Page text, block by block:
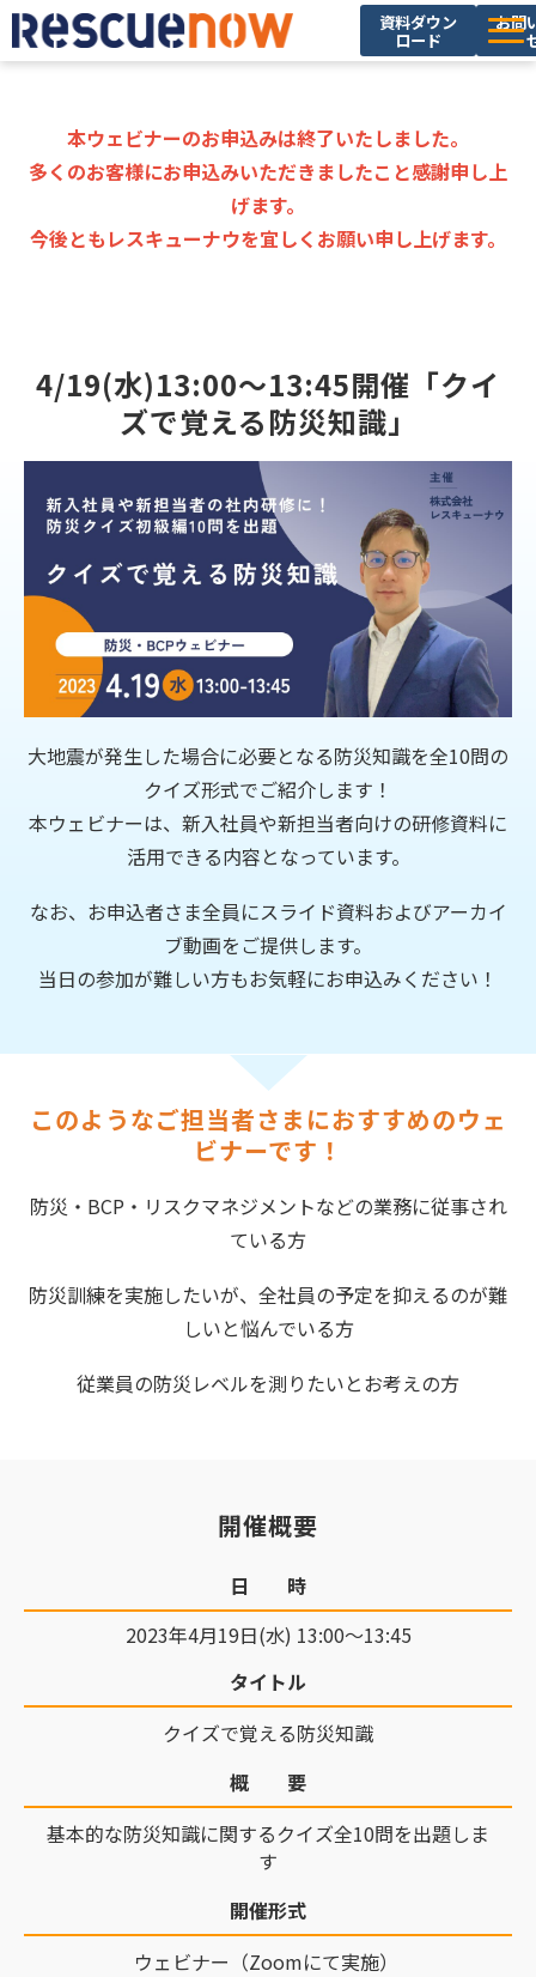
資料ダウン
ロード
お問
導入実績
セミナー・イベント
ブログ
企業情報
採用情報
本ウェビナーのお申込みは終了いたしました。
多くのお客様にお申込みいただきましたこと感謝申し上
げます。
今後ともレスキューナウを宜しくお願い申し上げます。
4/19(水)13:00～13:45開催「クイ
ズで覚える防災知識」
大地震が発生した場合に必要となる防災知識を全10問の
クイズ形式でご紹介します！
本ウェビナーは、新入社員や新担当者向けの研修資料に
活用できる内容となっています。
なお、お申込者さま全員にスライド資料およびアーカイ
ブ動画をご提供します。
当日の参加が難しい方もお気軽にお申込みください！
このようなご担当者さまにおすすめのウェ
ビナーです！
防災・BCP・リスクマネジメントなどの業務に従事され
ている方
防災訓練を実施したいが、全社員の予定を抑えるのが難
しいと悩んでいる方
従業員の防災レベルを測りたいとお考えの方
開催概要
日 時
2023年4月19日(水) 13:00～13:45
タイトル
クイズで覚える防災知識
概 要
基本的な防災知識に関するクイズ全10問を出題しま
す
開催形式
ウェビナー（Zoomにて実施）